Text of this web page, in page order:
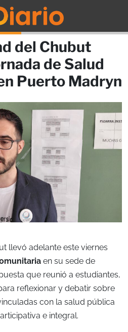
del Chubut
de Salud
Puerto Madryn
llevó adelante este viernes
en su sede de
que reunió a estudiantes,
reflexionar y debatir sobre
con la salud pública
e integral.